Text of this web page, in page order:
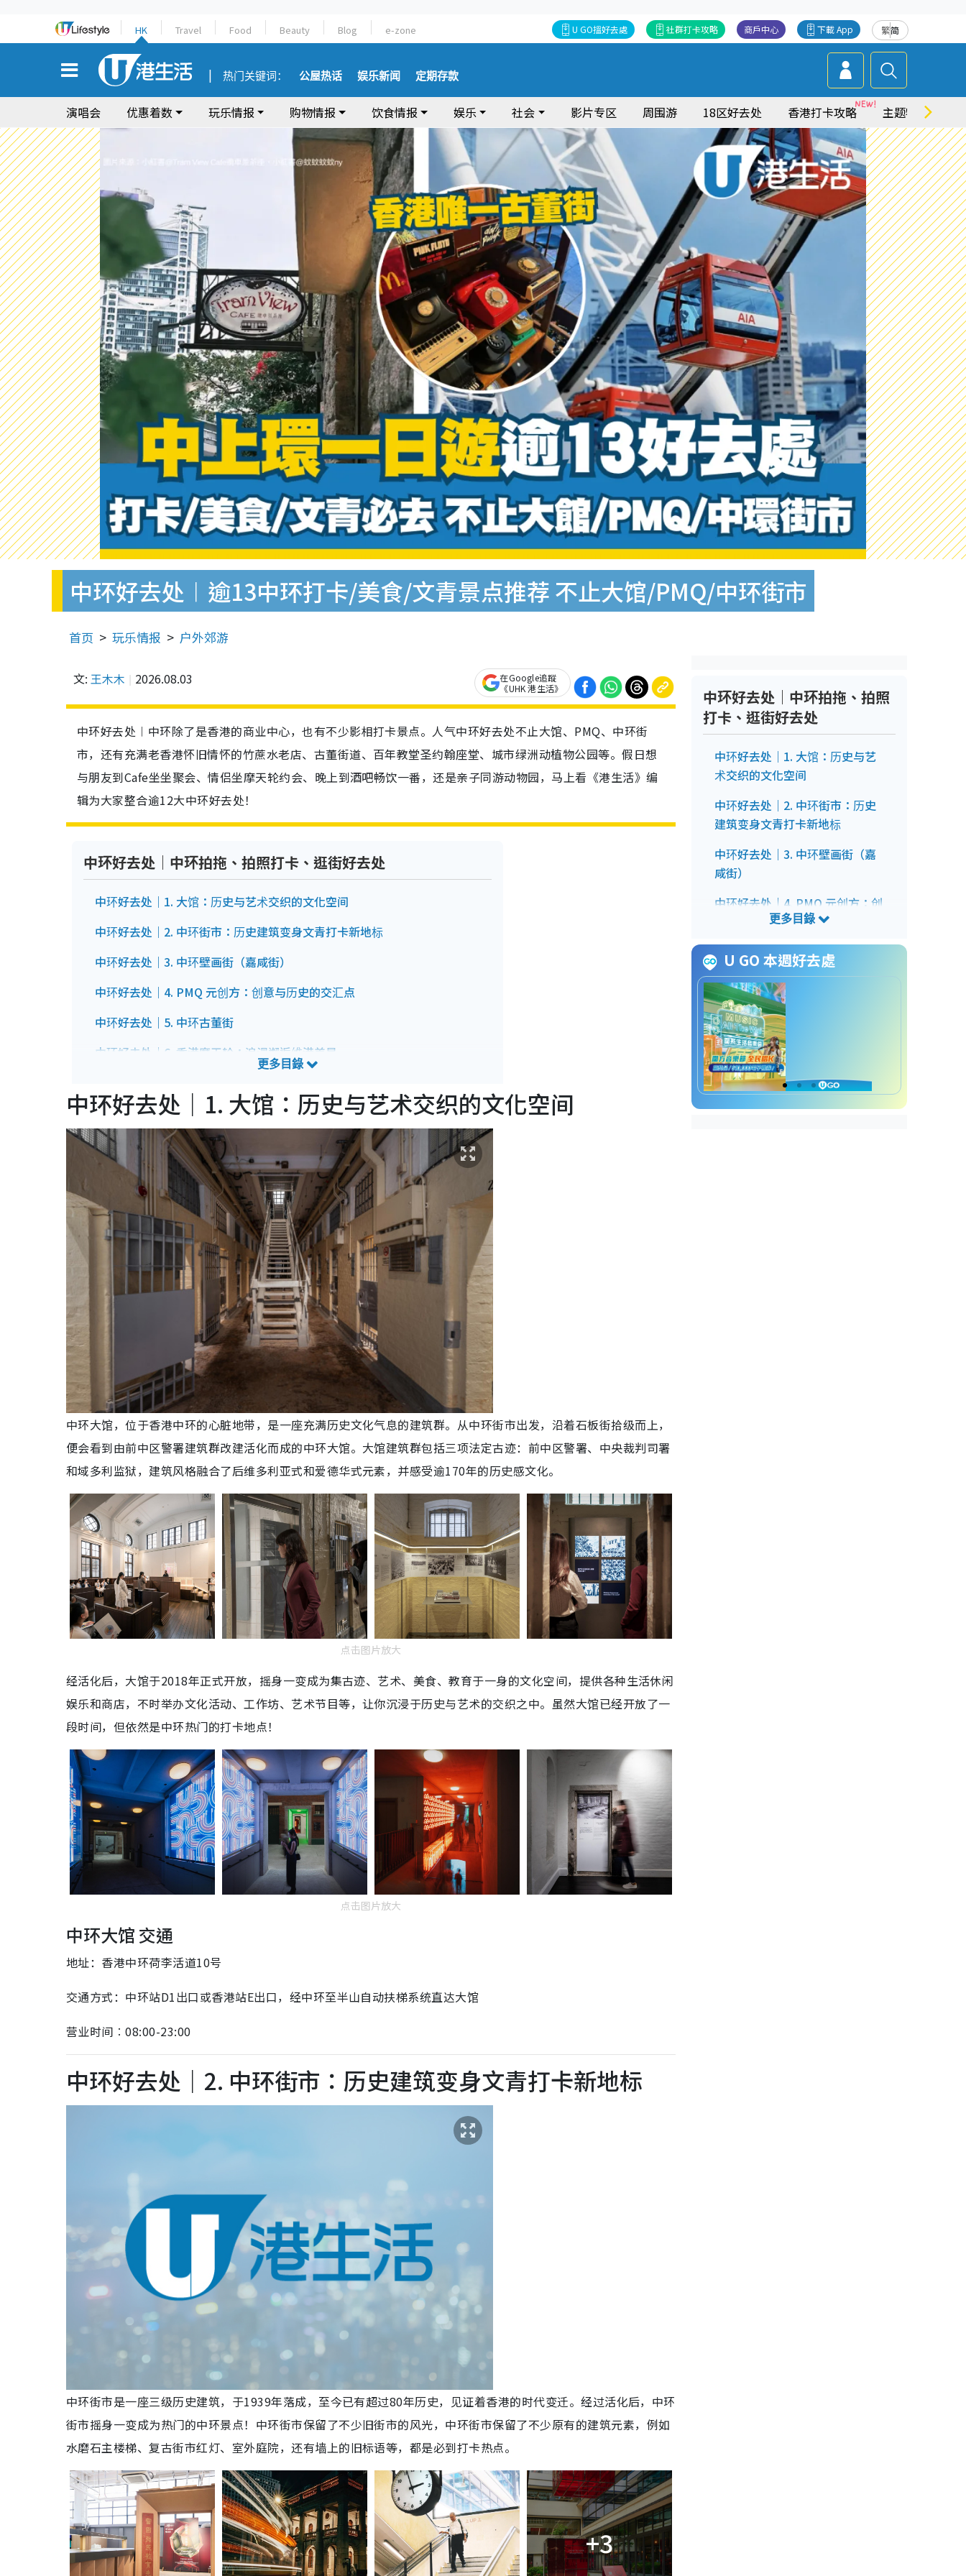
HK Travel Food Beauty Blog e-zone 繁简
下載 App
商戶中心
社群打卡攻略
U GO搵好去處
热门关键词： 公屋热话 娱乐新闻 定期存款
演唱会 优惠着数 玩乐情报 购物情报 饮食情报 娱乐 社会 影片专区 周围游 18区好去处 香港打卡攻略 主题特集
中环好去处︱逾13中环打卡/美食/文青景点推荐 不止大馆/PMQ/中环街市
首页 玩乐情报 户外郊游
文: 王木木 2026.08.03
在Google追蹤
《UHK 港生活》
中环好去处︱中环除了是香港的商业中心，也有不少影相打卡景点。人气中环好去处不止大馆、PMQ、中环街
市，还有充满老香港怀旧情怀的竹蔗水老店、古董街道、百年教堂圣约翰座堂、城市绿洲动植物公园等。假日想
与朋友到Cafe坐坐聚会、情侣坐摩天轮约会、晚上到酒吧畅饮一番，还是亲子同游动物园，马上看《港生活》编
辑为大家整合逾12大中环好去处！
中环好去处｜中环拍拖、拍照打卡、逛街好去处
中环好去处｜1. 大馆：历史与艺术交织的文化空间
中环好去处｜2. 中环街市：历史建筑变身文青打卡新地标
中环好去处｜3. 中环壁画街（嘉咸街）
中环好去处｜4. PMQ 元创方：创意与历史的交汇点
中环好去处｜5. 中环古董街
中环好去处｜6. 香港摩天轮：浪漫邂逅维港美景
中环好去处｜8. 香港动植物公园：城市绿洲
中环好去处｜9. 圣约翰主教座堂：百年历史建筑
中环好去处｜10. 兰桂坊：香港夜生活地标
中环好去处｜11. Tram View Cafe：能看到缆车的cafe
中环好去处｜12. COA：品味墨西哥风情鸡尾酒
中环好去处｜13. 公利真料竹蔗水：穿越时空的老香港情怀
中环好去处｜1. 大馆：历史与艺术交织的文化空间
中环大馆，位于香港中环的心脏地带，是一座充满历史文化气息的建筑群。从中环街市出发，沿着石板街拾级而上，
便会看到由前中区警署建筑群改建活化而成的中环大馆。大馆建筑群包括三项法定古迹：前中区警署、中央裁判司署
和域多利监狱，建筑风格融合了后维多利亚式和爱德华式元素，并感受逾170年的历史感文化。
点击图片放大
经活化后，大馆于2018年正式开放，摇身一变成为集古迹、艺术、美食、教育于一身的文化空间，提供各种生活休闲
娱乐和商店，不时举办文化活动、工作坊、艺术节目等，让你沉浸于历史与艺术的交织之中。虽然大馆已经开放了一
段时间，但依然是中环热门的打卡地点！
点击图片放大
中环大馆 交通
地址：香港中环荷李活道10号
交通方式：中环站D1出口或香港站E出口，经中环至半山自动扶梯系统直达大馆
营业时间︰08:00-23:00
中环好去处｜2. 中环街市：历史建筑变身文青打卡新地标
中环街市是一座三级历史建筑，于1939年落成，至今已有超过80年历史，见证着香港的时代变迁。经过活化后，中环
街市摇身一变成为热门的中环景点！中环街市保留了不少旧街市的风光，中环街市保留了不少原有的建筑元素，例如
水磨石主楼梯、复古街市红灯、室外庭院，还有墙上的旧标语等，都是必到打卡热点。
+3
中环好去处｜中环拍拖、拍照
打卡、逛街好去处
中环好去处｜1. 大馆：历史与艺
术交织的文化空间
中环好去处｜2. 中环街市：历史
建筑变身文青打卡新地标
中环好去处｜3. 中环壁画街（嘉
咸街）
中环好去处｜4. PMQ 元创方：创
意与历史的交汇点
中环好去处｜5. 中环古董街
中环好去处｜6. 香港摩天轮：浪
漫邂逅维港美景
中环好去处｜7. 中环半山扶手电
梯：感受香港电影魅力
中环好去处｜8. 香港动植物公
园：城市绿洲
U GO 本週好去處